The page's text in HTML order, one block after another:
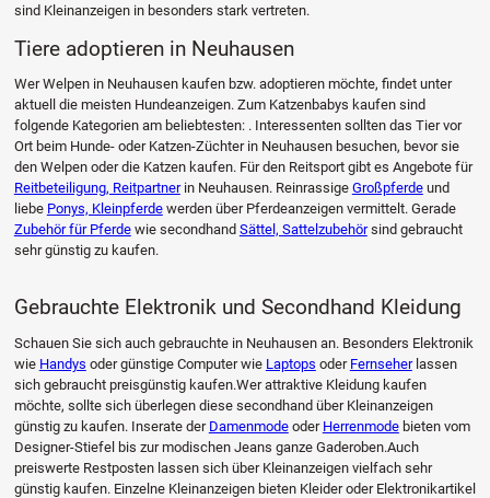
sind Kleinanzeigen in besonders stark vertreten.
Tiere adoptieren in Neuhausen
Wer Welpen in Neuhausen kaufen bzw. adoptieren möchte, findet unter
aktuell die meisten Hundeanzeigen. Zum Katzenbabys kaufen sind
folgende Kategorien am beliebtesten: . Interessenten sollten das Tier vor
Ort beim Hunde- oder Katzen-Züchter in Neuhausen besuchen, bevor sie
den Welpen oder die Katzen kaufen. Für den Reitsport gibt es Angebote für
Reitbeteiligung, Reitpartnerin Neuhausen. Reinrassige Großpferdeund
liebe Ponys, Kleinpferdewerden über Pferdeanzeigen vermittelt. Gerade
Zubehör für Pferdewie secondhand Sättel, Sattelzubehörsind gebraucht
sehr günstig zu kaufen.
Gebrauchte Elektronik und Secondhand Kleidung
Schauen Sie sich auch gebrauchte in Neuhausen an. Besonders Elektronik
wie Handys oder günstige Computer wie Laptops oder Fernseherlassen
sich gebraucht preisgünstig kaufen.Wer attraktive Kleidung kaufen
möchte, sollte sich überlegen diese secondhand über Kleinanzeigen
günstig zu kaufen. Inserate der Damenmodeoder Herrenmodebieten vom
Designer-Stiefel bis zur modischen Jeans ganze Gaderoben.Auch
preiswerte Restposten lassen sich über Kleinanzeigen vielfach sehr
günstig kaufen. Einzelne Kleinanzeigen bieten Kleider oder Elektronikartikel